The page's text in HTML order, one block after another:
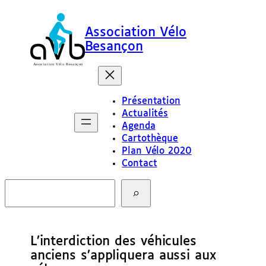
Association Vélo
Besançon
Présentation
Actualités
Agenda
Cartothèque
Plan Vélo 2020
Contact
c
L’interdiction des véhicules
anciens s’appliquera aussi aux